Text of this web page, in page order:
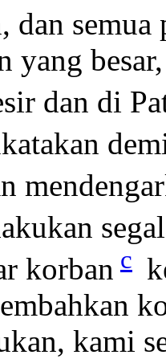
dan semua
yang
dan di
korban c
kami